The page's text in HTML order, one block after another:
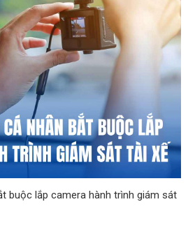
buộc lắp camera hành trình giám sát